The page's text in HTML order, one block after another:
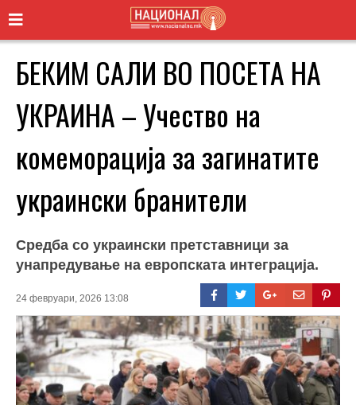
БЕКИМ САЛИ ВО ПОСЕТА НА
УКРАИНА – Учество на
комеморација за загинатите
украински бранители
Средба со украински претставници за
унапредување на европската интеграција.
24 февруари, 2026 13:08